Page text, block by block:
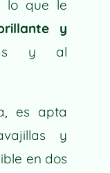
lo que le
y
y al
es apta
y
en dos